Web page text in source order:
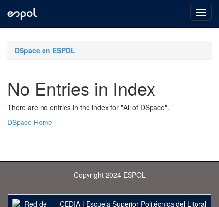
navigationDSpace en ESPOL
No Entries in Index
There are no entries in the index for "All of DSpace".
DSpace Home
Copyright 2024 ESPOL
CEDIA| Escuela Superior Politécnica del Litoral